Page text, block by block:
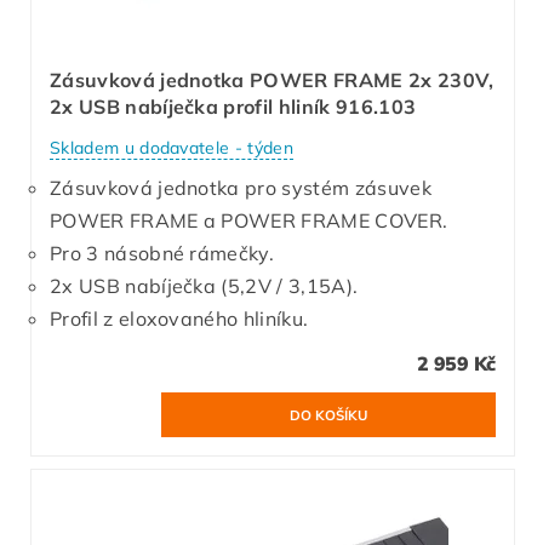
Zásuvková jednotka POWER FRAME 2x 230V,
2x USB nabíječka profil hliník 916.103
Skladem u dodavatele - týden
Zásuvková jednotka pro systém zásuvek
POWER FRAME a POWER FRAME COVER.
Pro 3 násobné rámečky.
2x USB nabíječka (5,2V / 3,15A).
Profil z eloxovaného hliníku.
2 959 Kč